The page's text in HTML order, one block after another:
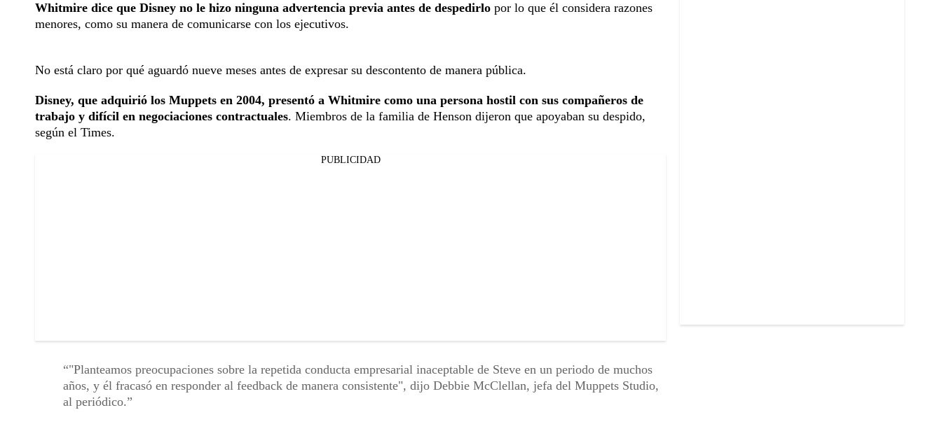
Whitmire dice que Disney no le hizo ninguna advertencia previa antes de despedirlo por lo que él considera razones
menores, como su manera de comunicarse con los ejecutivos.
No está claro por qué aguardó nueve meses antes de expresar su descontento de manera pública.
Disney, que adquirió los Muppets en 2004, presentó a Whitmire como una persona hostil con sus compañeros de
trabajo y difícil en negociaciones contractuales. Miembros de la familia de Henson dijeron que apoyaban su despido,
según el Times.
PUBLICIDAD
"Planteamos preocupaciones sobre la repetida conducta empresarial inaceptable de Steve en un periodo de muchos
años, y él fracasó en responder al feedback de manera consistente", dijo Debbie McClellan, jefa del Muppets Studio,
al periódico.